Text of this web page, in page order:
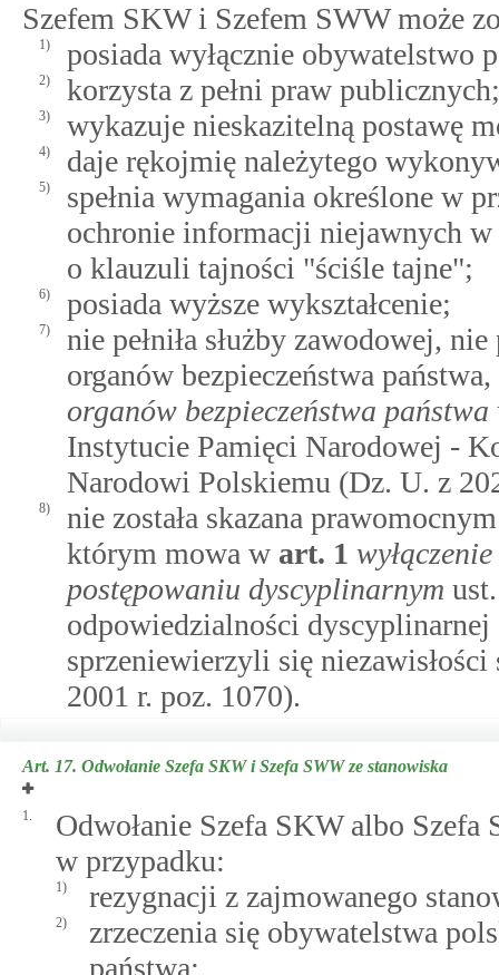
Szefem SKW i Szefem SWW może
1) posiada wyłącznie obywatelstwo
2) korzysta z pełni praw publicznych;
3) wykazuje nieskazitelną postawę
4) daje rękojmię należytego
5)
spełnia wymagania określone w
ochronie informacji niejawnych
o klauzuli tajności "ściśle tajne";
6) posiada wyższe wykształcenie;
7)
nie pełniła służby zawodowej,
organów bezpieczeństwa
organów bezpieczeństwa państwa
Instytucie Pamięci Narodowej -
Narodowi Polskiemu (Dz. U. z
8)
nie została skazana
którym mowa w art. 1
postępowaniu dyscyplinarnym
odpowiedzialności
sprzeniewierzyli się
2001 r. poz. 1070).
Art. 17. Odwołanie Szefa SKW i Szefa SWW ze stanowiska
1.
Odwołanie Szefa SKW albo
w przypadku:
1) rezygnacji z zajmowanego
2)
zrzeczenia się obywatelstwa
państwa;